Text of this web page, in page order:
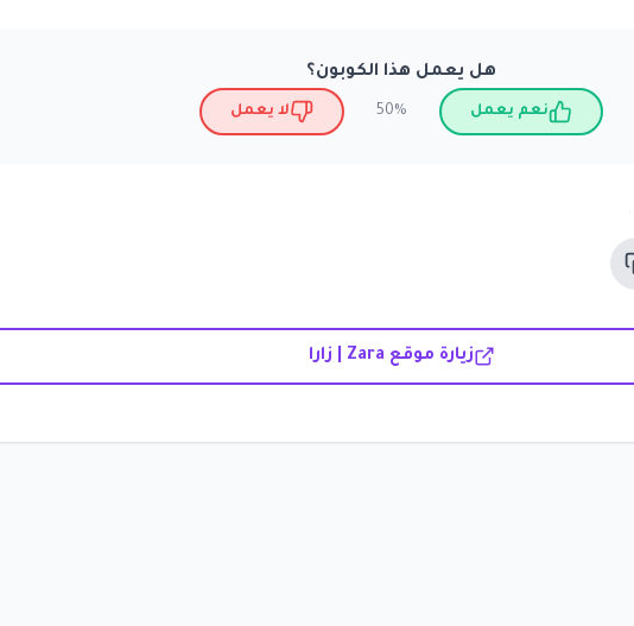
هل يعمل هذا الكوبون؟
نعم يعمل 50% لا يعمل
زيارة موقع Zara | زارا